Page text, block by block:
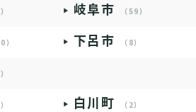
岐阜市 （59）
） 下呂市 （8）
白川町 （2）